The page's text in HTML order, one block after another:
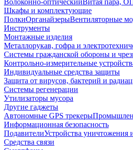
Волоконно-оптическийВитая пара,
Шкафы и комплектующие
ПолкиОрганайзерыВентиляторные
Инструменты
Монтажные изделия
Металлорукав, гофра и
Системы гражданской обороны и
Контрольно-измерительные
Индивидуальные средства защиты
Защита от вирусов, бактерий и
Системы регенерации
Утилизаторы мусора
Другие гаджеты
Автономные GPS трекеры
Информационная безопасность
ПодавителиУстройства уничтожения
Средства связи